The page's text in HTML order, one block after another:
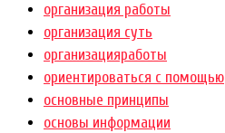
организация работы
организация суть
организацияработы
ориентироваться с помощью
основные принципы
основы информации